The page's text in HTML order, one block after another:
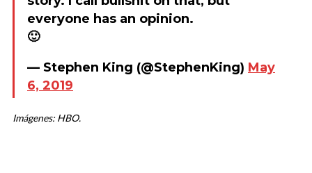
everyone has an opinion.
🙂
— Stephen King (@StephenKing) May
6, 2019
Imágenes: HBO.